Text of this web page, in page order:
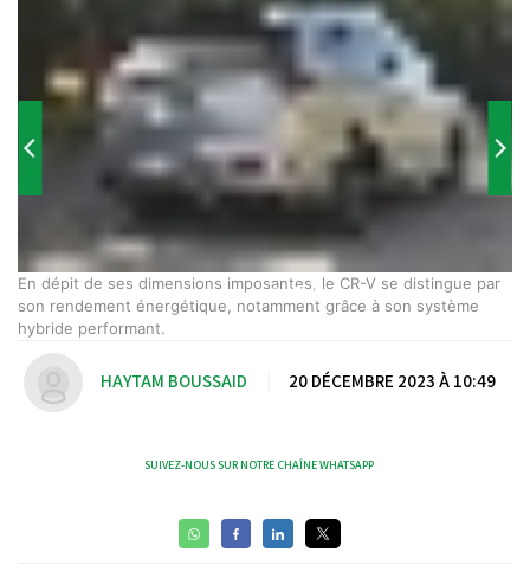
En dépit de ses dimensions imposantes, le CR-V se distingue par
son rendement énergétique, notamment grâce à son système
hybride performant.
HAYTAM BOUSSAID 20 DÉCEMBRE 2023 À 10:49
SUIVEZ-NOUS SUR NOTRE CHAÎNE WHATSAPP